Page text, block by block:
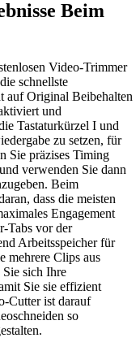
Beim
Video-Trimmer
schnellste
auf Original Beibehalten
und
Tastaturkürzel I und
zu setzen, für
Sie präzises Timing
verwenden Sie dann
Beim
dass die meisten
Engagement
Tabs vor der
Arbeitsspeicher für
mehrere Clips aus
sich Ihre
Sie sie effizient
Cutter ist darauf
so